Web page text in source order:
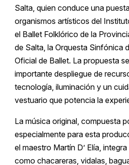
Salta, quien conduce una
organismos artísticos del
el Ballet Folklórico de la
de Salta, la Orquesta Sinfónica
Oficial de Ballet. La propuesta
importante despliegue de
tecnología, iluminación y un
vestuario que potencia la
La música original, compuesta
especialmente para esta
el maestro Martín D’ Elía,
como chacareras, vidalas,